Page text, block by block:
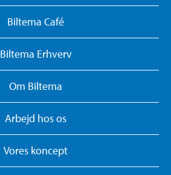
Biltema Café
Biltema Erhverv
Om Biltema
Arbejd hos os
Vores koncept